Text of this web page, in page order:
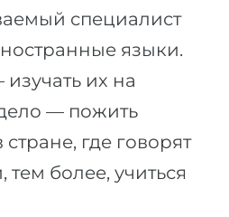
специалист
языки.
их на
— пожить
где говорят
тем более, учиться